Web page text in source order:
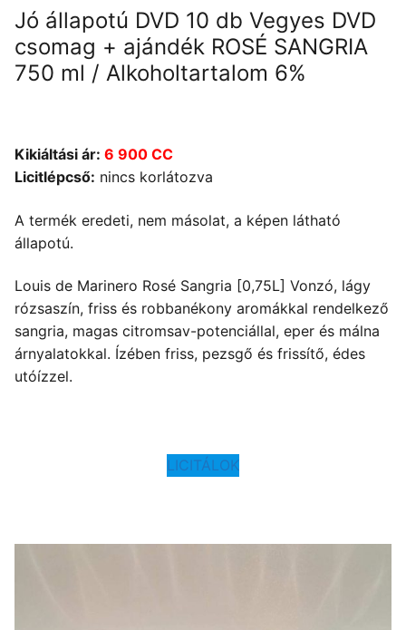
Jó állapotú DVD 10 db Vegyes DVD
csomag + ajándék ROSÉ SANGRIA
750 ml / Alkoholtartalom 6%
Kikiáltási ár: 6 900 CC
Licitlépcső: nincs korlátozva
A termék eredeti, nem másolat, a képen látható
állapotú.
Louis de Marinero Rosé Sangria [0,75L] Vonzó, lágy
rózsaszín, friss és robbanékony aromákkal rendelkező
sangria, magas citromsav-potenciállal, eper és málna
árnyalatokkal. Ízében friss, pezsgő és frissítő, édes
utóízzel.
LICITÁLOK